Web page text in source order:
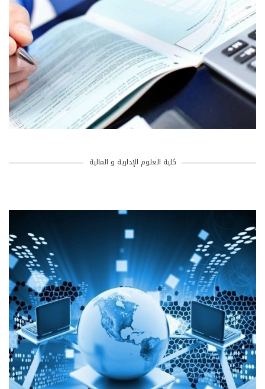
كلية العلوم الإدارية و المالية